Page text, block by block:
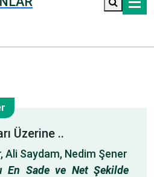
Üzerine ..
Ali Saydam, Nedim Şener
En Sade ve Net Şekilde